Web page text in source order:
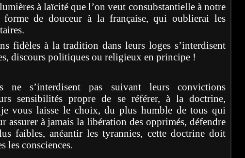
à laïcité que l’on veut consubstantielle à notre
forme de douceur à la française, qui oublierai les
fidèles à la tradition dans leurs loges s’interdisent
discours politiques ou religieux en principe !
ne s’interdisent pas suivant leurs convictions
sensibilités propre de se référer, à la doctrine,
je vous laisse le choix, du plus humble de tous qui
assurer à jamais la libération des opprimés, défendre
faibles, anéantir les tyrannies, cette doctrine doit
les consciences.